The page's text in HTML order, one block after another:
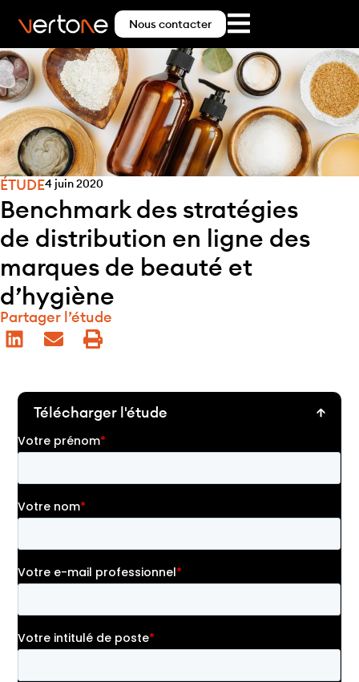
Nous contacter
ÉTUDE4 juin 2020
Benchmark des stratégies
de distribution en ligne des
marques de beauté et
d’hygiène
Partager l’étude
Télécharger l'étude